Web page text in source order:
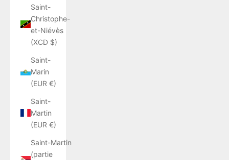
Saint-
Christophe-
et-Niévès
(XCD $)
Saint-
Marin
(EUR €)
Saint-
Martin
(EUR €)
Saint-Martin
(partie